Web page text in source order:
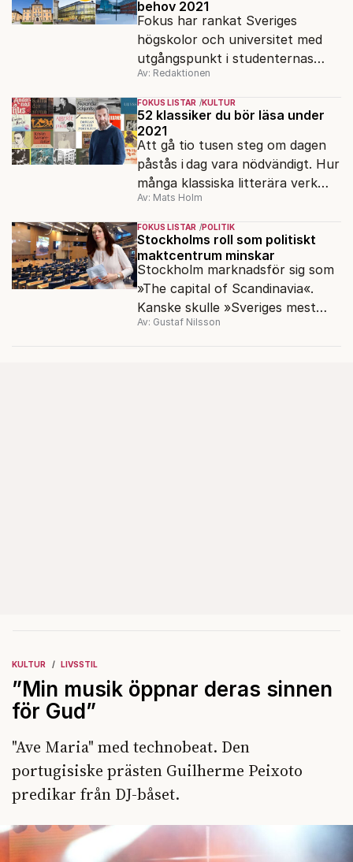
behov 2021
Fokus har rankat Sveriges
högskolor och universitet med
utgångspunkt i studenternas
behov. Den 15 april ska anmälan
vara inne.
Av: Redaktionen
FOKUS LISTAR KULTUR
52 klassiker du bör läsa under
2021
Att gå tio tusen steg om dagen
påstås i dag vara nödvändigt. Hur
många klassiska litterära verk
bör vi läsa under ett år?
Av: Mats Holm
FOKUS LISTAR POLITIK
Stockholms roll som politiskt
maktcentrum minskar
Stockholm marknadsför sig som
»The capital of Scan­dinavia«.
Kanske skulle »Sveriges mest
okända kris­kommun« passa
Av: Gustaf Nilsson
KULTUR LIVSSTIL
”Min musik öppnar deras sinnen
för Gud”
"Ave Maria" med technobeat. Den
portugisiske prästen Guilherme Peixoto
predikar från DJ-båset.